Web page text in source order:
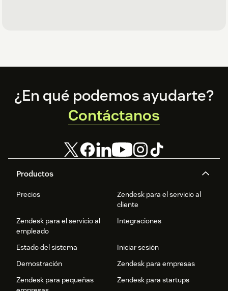
Footer
Productos
Precios
Zendesk para el servicio al
cliente
Zendesk para el servicio al
empleado
Integraciones
Estado del sistema
Iniciar sesión
Demostración
Zendesk para empresas
Zendesk para pequeñas
Zendesk para startups
¿En qué podemos ayudarte?
Contáctanos